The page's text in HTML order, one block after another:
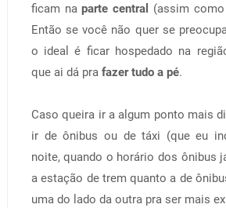
ficam naparte central (assim
Então se você não quer se
o ideal é ficar hospedado na
que ai dá pra fazer tudo a pé.
Caso queira ir a algum ponto mais
ir de ônibus ou de táxi (que eu
noite, quando o horário dos ônibus
a estação de trem quanto a de
uma do lado da outra pra ser mais